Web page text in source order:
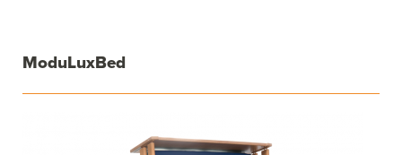
ModuLuxBed